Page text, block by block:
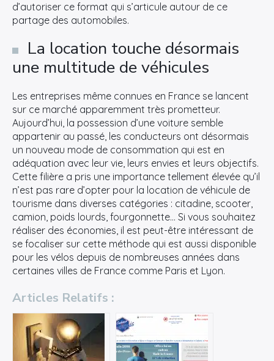
d’autoriser ce format qui s’articule autour de ce
partage des automobiles.
La location touche désormais
une multitude de véhicules
Les entreprises même connues en France se lancent
sur ce marché apparemment très prometteur.
Aujourd’hui, la possession d’une voiture semble
appartenir au passé, les conducteurs ont désormais
un nouveau mode de consommation qui est en
adéquation avec leur vie, leurs envies et leurs objectifs.
Cette filière a pris une importance tellement élevée qu’il
n’est pas rare d’opter pour la location de véhicule de
tourisme dans diverses catégories : citadine, scooter,
camion, poids lourds, fourgonnette… Si vous souhaitez
réaliser des économies, il est peut-être intéressant de
se focaliser sur cette méthode qui est aussi disponible
pour les vélos depuis de nombreuses années dans
certaines villes de France comme Paris et Lyon.
Articles Relatifs :